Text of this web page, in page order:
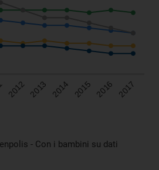
- Con i bambini su dati